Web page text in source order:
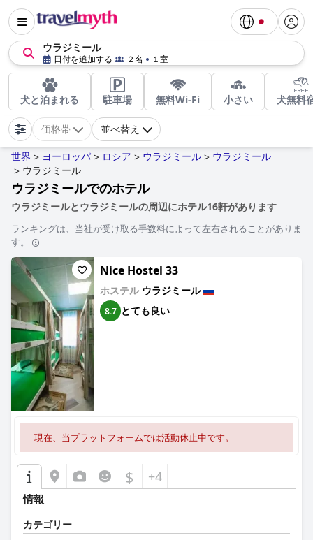
ウラジミール
日付を追加する ２名 １室
犬と泊まれる 駐車場 無料Wi-Fi 小さい 犬無料
価格帯 並べ替え
世界 > ヨーロッパ > ロシア > ウラジミール > ウラジミール
> ウラジミール
ウラジミールでのホテル
ウラジミールとウラジミールの周辺にホテル16軒があります
ランキングは、当社が受け取る手数料によって左右されることがありま
す。
Nice Hostel 33
ホステル ウラジミール
8.7 とても良い
現在、当プラットフォームでは活動休止中です。
$ +4
情報
カテゴリー